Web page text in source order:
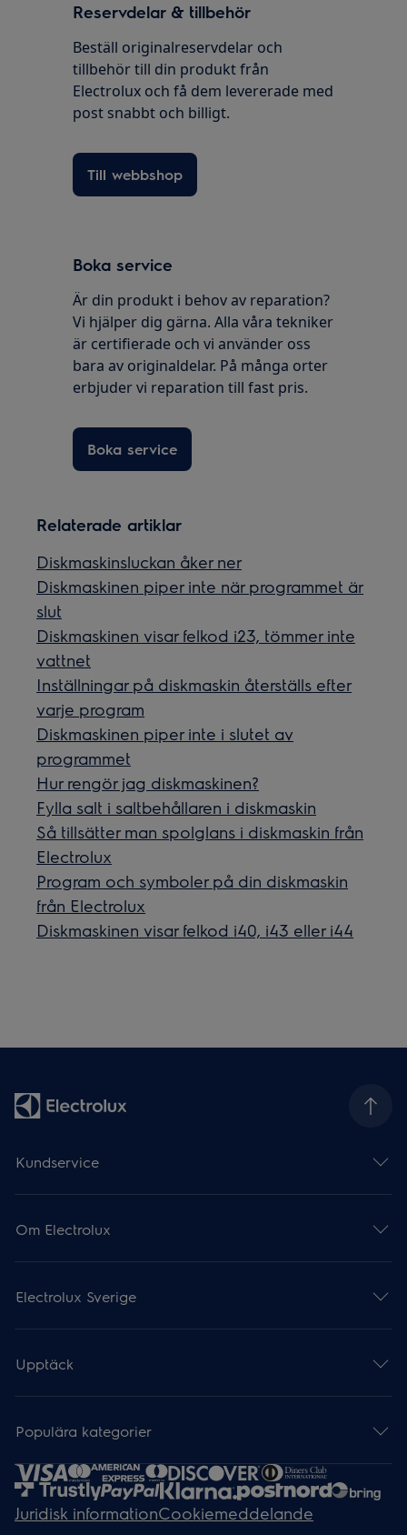
Reservdelar & tillbehör
Beställ originalreservdelar och
tillbehör till din produkt från
Electrolux och få dem levererade med
post snabbt och billigt.
Till webbshop
Boka service
Är din produkt i behov av reparation?
Vi hjälper dig gärna. Alla våra tekniker
är certifierade och vi använder oss
bara av originaldelar. På många orter
erbjuder vi reparation till fast pris.
Boka service
Relaterade artiklar
Diskmaskinsluckan åker ner
Diskmaskinen piper inte när programmet är
slut
Diskmaskinen visar felkod i23, tömmer inte
vattnet
Inställningar på diskmaskin återställs efter
varje program
Diskmaskinen piper inte i slutet av
programmet
Hur rengör jag diskmaskinen?
Fylla salt i saltbehållaren i diskmaskin
Så tillsätter man spolglans i diskmaskin från
Electrolux
Program och symboler på din diskmaskin
från Electrolux
Diskmaskinen visar felkod i40, i43 eller i44
Kundservice
Om Electrolux
Electrolux Sverige
Upptäck
Populära kategorier
Juridisk informationCookiemeddelande